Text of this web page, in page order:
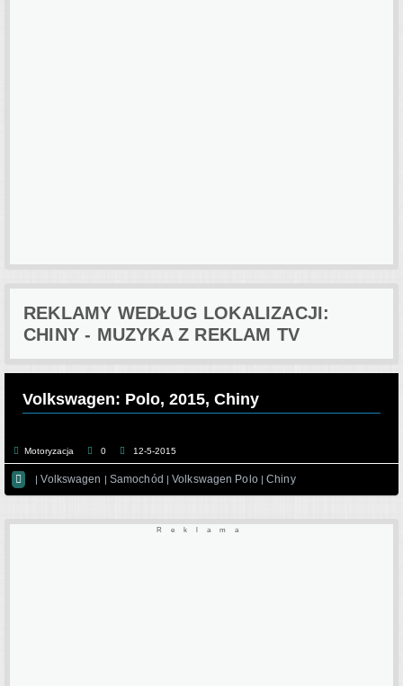
REKLAMY WEDŁUG LOKALIZACJI:
CHINY - MUZYKA Z REKLAM TV
Volkswagen: Polo, 2015, Chiny
Motoryzacja 0 12-5-2015
 |Volkswagen | Samochód |Volkswagen Polo|Chiny
Reklama